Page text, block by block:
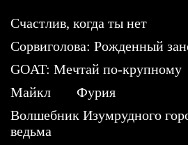
Счастлив, когда ты нет
Сорвиголова: Рожденный
GOAT: Мечтай по-крупному
Майкл
Фурия
Волшебник Изумрудного
ведьма